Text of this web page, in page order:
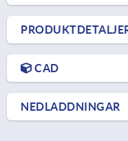
CAD
NEDLADDNINGAR